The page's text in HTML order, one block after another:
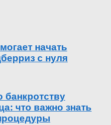
начать
с нуля
банкротству
что важно знать